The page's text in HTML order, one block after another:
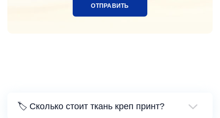
🏷️ Сколько стоит ткань креп принт?